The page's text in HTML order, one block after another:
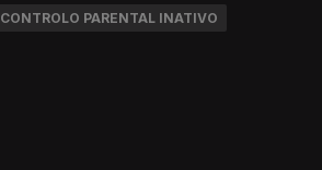
CONTROLO PARENTAL INATIVO